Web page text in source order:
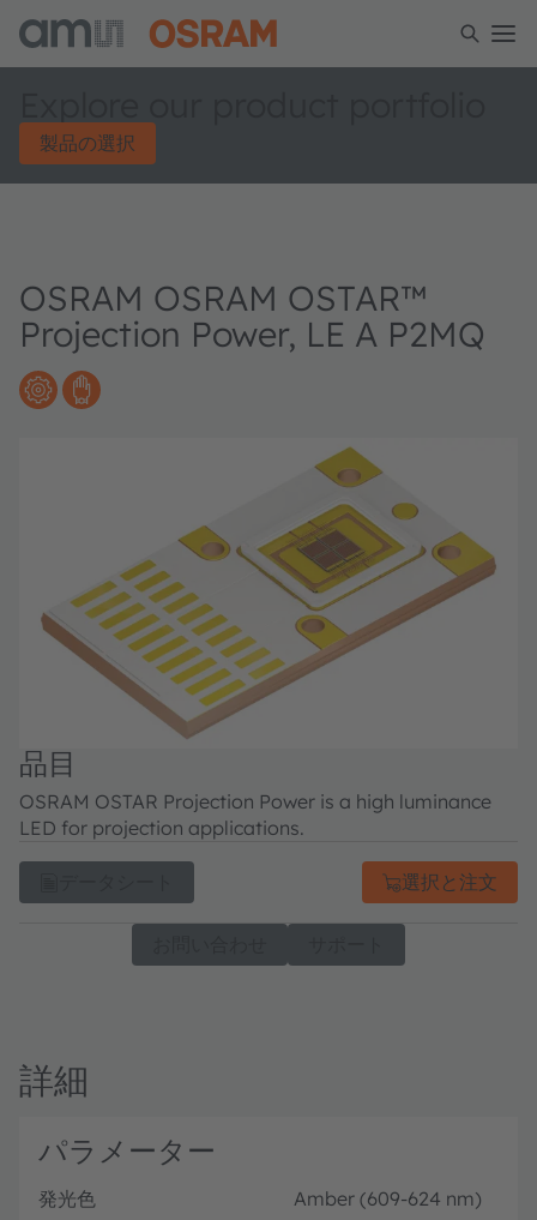
製品の選択
OSRAM OSRAM OSTAR™
Projection Power, LE A P2MQ
品目
OSRAM OSTAR Projection Power is a high luminance
LED for projection applications.
選択と注文
詳細
パラメーター
発光色 Amber (609-624 nm)